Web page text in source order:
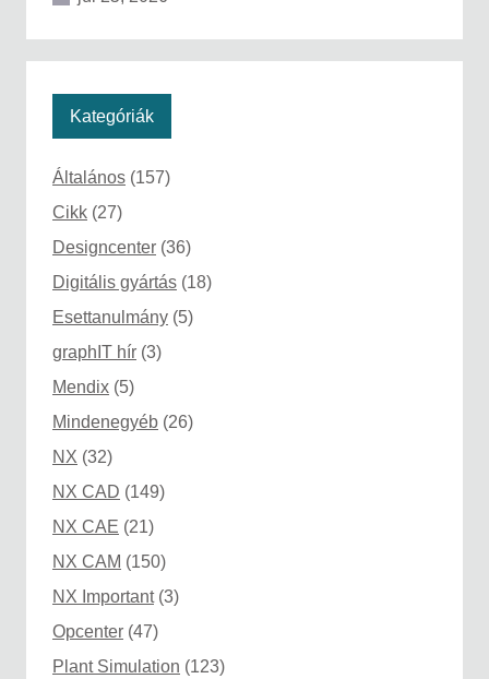
Kategóriák
Általános (157)
Cikk (27)
Designcenter (36)
Digitális gyártás (18)
Esettanulmány (5)
graphIT hír (3)
Mendix (5)
Mindenegyéb (26)
NX (32)
NX CAD (149)
NX CAE (21)
NX CAM (150)
NX Important(3)
Opcenter (47)
Plant Simulation (123)